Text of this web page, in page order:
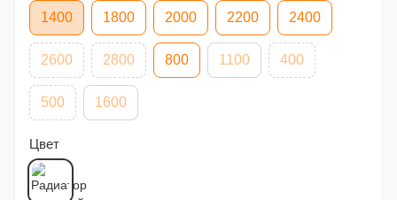
1400 1800 2000 2200 2400
2600 2800 800 1100 400
500 1600
Цвет